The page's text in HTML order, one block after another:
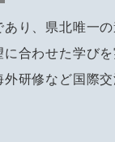
り、県北唯一
合わせた学び
研修など国際